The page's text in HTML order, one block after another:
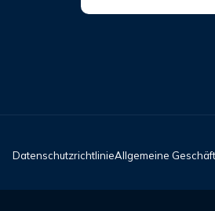
DatenschutzrichtlinieAllgemeine